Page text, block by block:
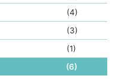
(4)
(3)
(1)
(6)